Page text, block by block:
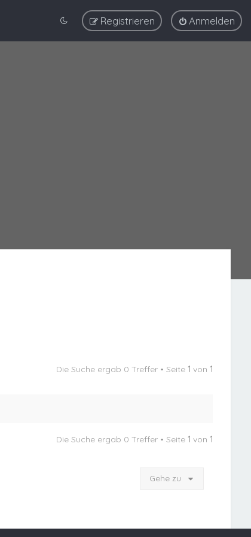
Anmelden
Registrieren
Die Suche ergab 0 Treffer • Seite1 von1
Die Suche ergab 0 Treffer • Seite1 von1
Gehe zu